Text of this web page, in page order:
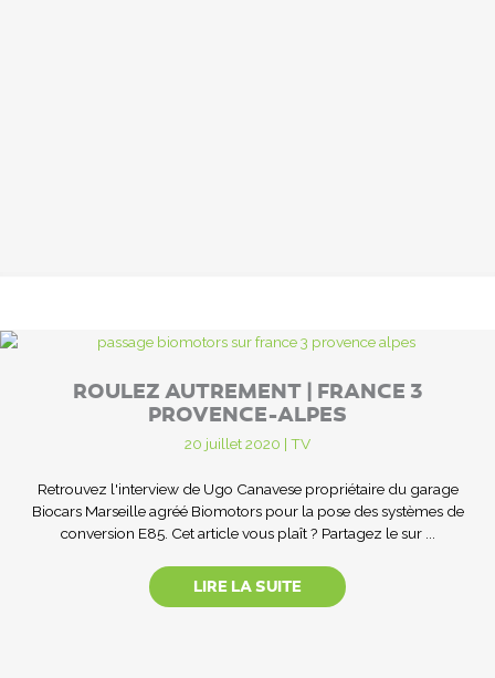
ROULEZ AUTREMENT | FRANCE 3
PROVENCE-ALPES
20 juillet 2020 | TV
Retrouvez l'interview de Ugo Canavese propriétaire du garage
Biocars Marseille agréé Biomotors pour la pose des systèmes de
conversion E85. Cet article vous plaît ? Partagez le sur ...
LIRE LA SUITE